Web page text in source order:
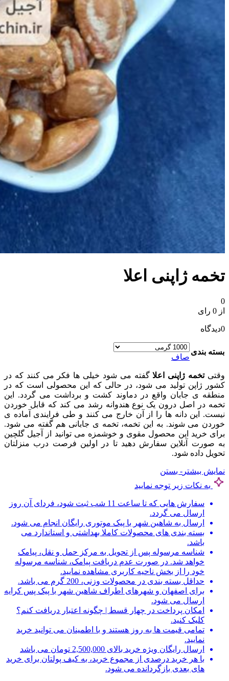
تخمه ژاپنی اعلا
0
از 0 رای
0دیدگاه
بسته بندی
صاف
وقتیتخمه ژاپنی اعلاگفته می شود خیلی ها فکر می کنند که در
کشور ژاپن تولید می شود، در حالی که این محصولی است که در
منطقه ی جابان واقع در دماوند کشت و برداشت می گردد. این
تخمه در اصل درون یک نوع هندوانه رشد می کند که قابل خوردن
نیست. این دانه ها را از آن خارج می کنند و طی فرایندی آماده ی
خوردن می شوند. به این تخمه، تخمه ی جابانی هم گفته می شود.
برای خرید این محصول مقوی و خوشمزه می توانید از آجیل گلچین
به صورت آنلاین سفارش دهید تا در اولین فرصت درب منزلتان
تحویل داده شود.
نمایش بیشتر - بستن
به نکات زیر توجه نمایید
سفارش هایی که تا ساعت 11 شب ثبت شود، فردای آن روز
ارسال می گردد.
ارسال به شاهین شهر با پیک موتوری رایگان انجام می شود.
بسته بندی های محصولات کاملا بهداشتی و استاندارد می
باشد.
شناسه مرسوله پس از تحویل به مرکز حمل و نقل، پیامک
خواهد شد. در صورت عدم دریافت پیامک، شناسه مرسوله
خود را از بخش ناحیه کاربری مشاهده نمایید.
حداقل بسته بندی در محصولات وزنی، 200 گرم می باشد.
برای اصفهان و شهرهای اطراف شاهین شهر با پیک پس کرایه
ارسال می شود.
امکان پرداخت در چهار قسط | چگونه اعتبار دریافت کنم؟
کلیک کنید.
تمامی قیمت ها به روز هستند و با اطمینان می توانید خرید
نمایید.
ارسال رایگان ویژه خرید بالای 2,500,000 تومان می باشد
با هر خرید درصدی از مجموع خرید، به کیف پولتان برای خرید
های بعدی بازگردانده می شود.